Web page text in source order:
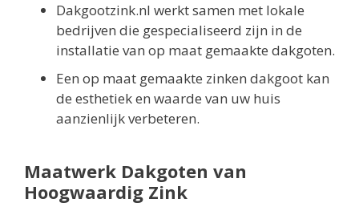
Dakgootzink.nl werkt samen met lokale
bedrijven die gespecialiseerd zijn in de
installatie van op maat gemaakte dakgoten.
Een op maat gemaakte zinken dakgoot kan
de esthetiek en waarde van uw huis
aanzienlijk verbeteren.
Maatwerk Dakgoten van
Hoogwaardig Zink